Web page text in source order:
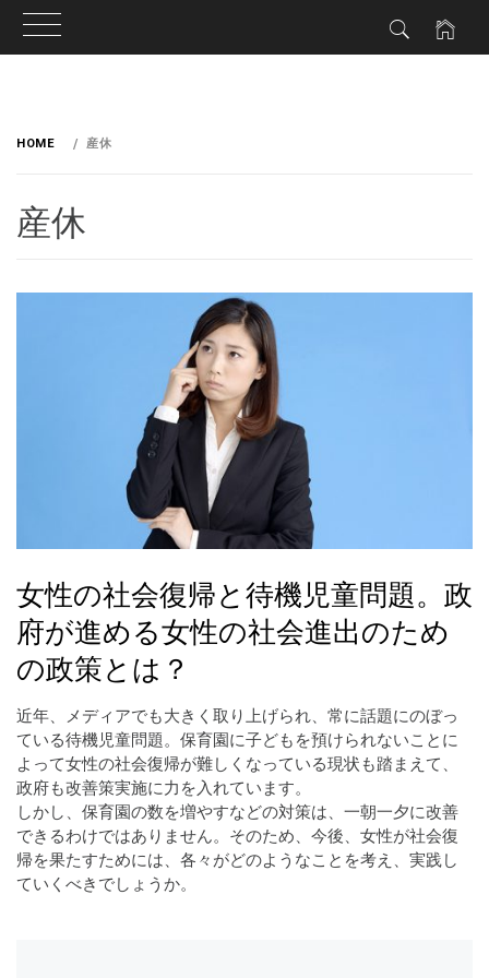
HOME 産休
産休
女性の社会復帰と待機児童問題。政
府が進める女性の社会進出のため
の政策とは？
近年、メディアでも大きく取り上げられ、常に話題にのぼっ
ている待機児童問題。保育園に子どもを預けられないことに
よって女性の社会復帰が難しくなっている現状も踏まえて、
政府も改善策実施に力を入れています。
しかし、保育園の数を増やすなどの対策は、一朝一夕に改善
できるわけではありません。そのため、今後、女性が社会復
帰を果たすためには、各々がどのようなことを考え、実践し
ていくべきでしょうか。